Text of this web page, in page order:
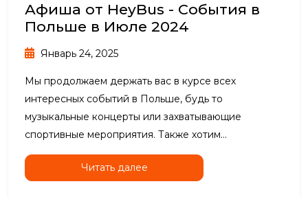
Афиша от HeyBus - События в
Польше в Июле 2024
Январь 24, 2025
Мы продолжаем держать вас в курсе всех
интересных событий в Польше, будь то
музыкальные концерты или захватывающие
спортивные мероприятия. Также хотим...
Читать далее